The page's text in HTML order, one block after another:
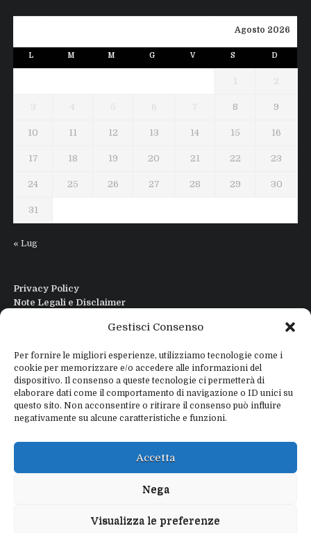
Gestisci Consenso
Per fornire le migliori esperienze, utilizziamo tecnologie come i
cookie per memorizzare e/o accedere alle informazioni del
dispositivo. Il consenso a queste tecnologie ci permetterà di
elaborare dati come il comportamento di navigazione o ID unici su
questo sito. Non acconsentire o ritirare il consenso può influire
negativamente su alcune caratteristiche e funzioni.
Accetta
Nega
Visualizza le preferenze
Agosto 2026
L M M G V S D
1 2
3 4 5 6 7 8 9
10 11 12 13 14 15 16
17 18 19 20 21 22 23
24 25 26 27 28 29 30
31
« Lug
Privacy Policy
Note Legali e Disclaimer